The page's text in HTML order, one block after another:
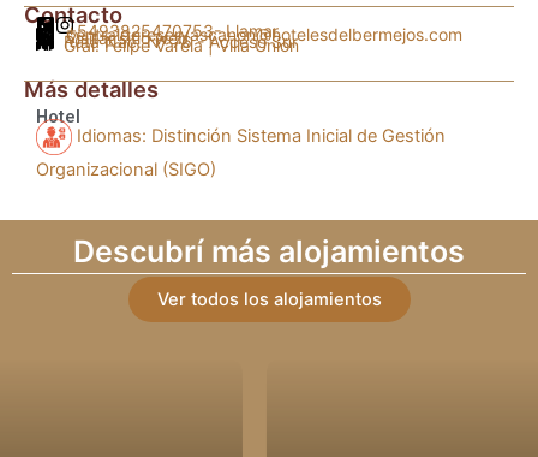
Contacto
+5493825470753- Llamar
centraldereservascanon@hotelesdelbermejos.com
Visitar sitio web
Ruta Nac. Nº 76 - Acceso Sur
Gral. Felipe Varela | Villa Unión
Más detalles
Hotel
Idiomas: Distinción Sistema Inicial de Gestión
Organizacional (SIGO)
Descubrí más alojamientos
Ver todos los alojamientos